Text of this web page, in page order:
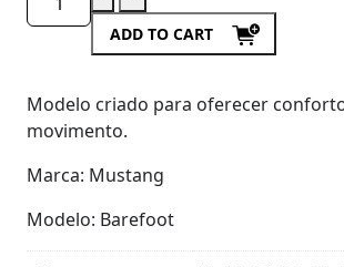
ADD TO CART
Modelo criado para oferecer
movimento.
Marca: Mustang
Modelo: Barefoot